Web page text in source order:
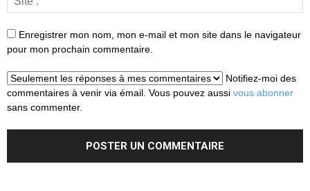
Enregistrer mon nom, mon e-mail et mon site dans le navigateur
pour mon prochain commentaire.
Notifiez-moi des
commentaires à venir via émail. Vous pouvez aussi vous abonner
sans commenter.